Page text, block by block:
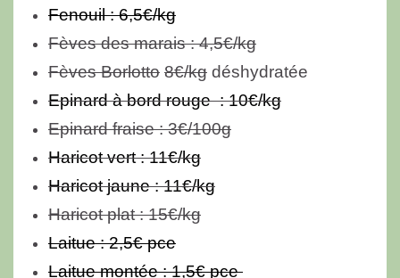
Fenouil : 6,5€/kg
Fèves des marais : 4,5€/kg
Fèves Borlotto 8€/kg déshydratée
Epinard à bord rouge : 10€/kg
Epinard fraise : 3€/100g
Haricot vert: 11€/kg
Haricot jaune : 11€/kg
Haricot plat: 15€/kg
Laitue : 2,5€ pce
Laitue montée : 1,5€ pce